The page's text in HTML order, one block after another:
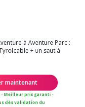
à Aventure Parc :
+ un saut à
maintenant
- Meilleur prix garanti -
dès validation du